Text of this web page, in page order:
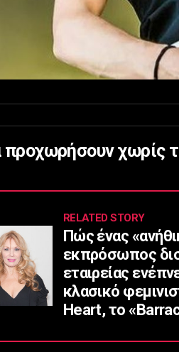
προχωρήσουν χωρίς
RELATED STORY
Πώς ένας
εκπρόσωπος
εταιρείας
κλασικό
Heart, το